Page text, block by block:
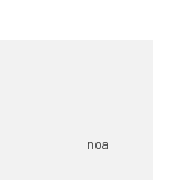
noa